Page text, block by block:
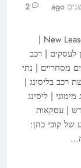
2
קובי כהן | ניו ליס | New Lease |
לעסקים | רכב
מסחריים | נתי
רכב בליסינג |
| ליסינג
| עסקאות
של קובי כהן: